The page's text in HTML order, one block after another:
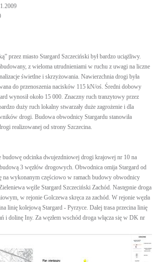
przez miasto Stargard Szczeciński był bardzo uciążliwy.
z wieloma utrudnieniami w ruchu z uwagi na liczne
świetlne i skrzyżowania. Nawierzchnia drogi była
do przenoszenia nacisków 115 kN/oś. Średni dobowy
wynosił około 15 000. Znaczny ruch tranzytowy przez
duży ruch lokalny stwarzały duże zagrożenie i dla
drogi. Budowa obwodnicy Stargardu stanowiła
realizowanej od strony Szczecina.
odcinka dwujezdniowej drogi krajowej nr 10 na
3 węzłów drogowych. Obwodnica omija Stargard od
na wykonanym częściowo w ramach budowy obwodnicy
węźle Stargard Szczeciński Zachód. Następnie droga
w rejonie Golczewa skręca za zachód. W rejonie węzła
linię kolejową Stargard - Pyrzyce. Dalej trasa przecina linię
i dolinę Iny. Za węzłem wschód droga włącza się w DK nr